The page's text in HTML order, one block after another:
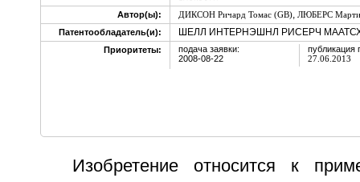
Автор(ы): ДИКСОН Ричард Томас (GB), ЛЮБЕРС
Патентообладатель(и):
ШЕЛЛ ИНТЕРНЭШНЛ РИСЕРЧ
Приоритеты:
подача заявки:
2008-08-22
публикация
27.06.2013
Изобретение относится к